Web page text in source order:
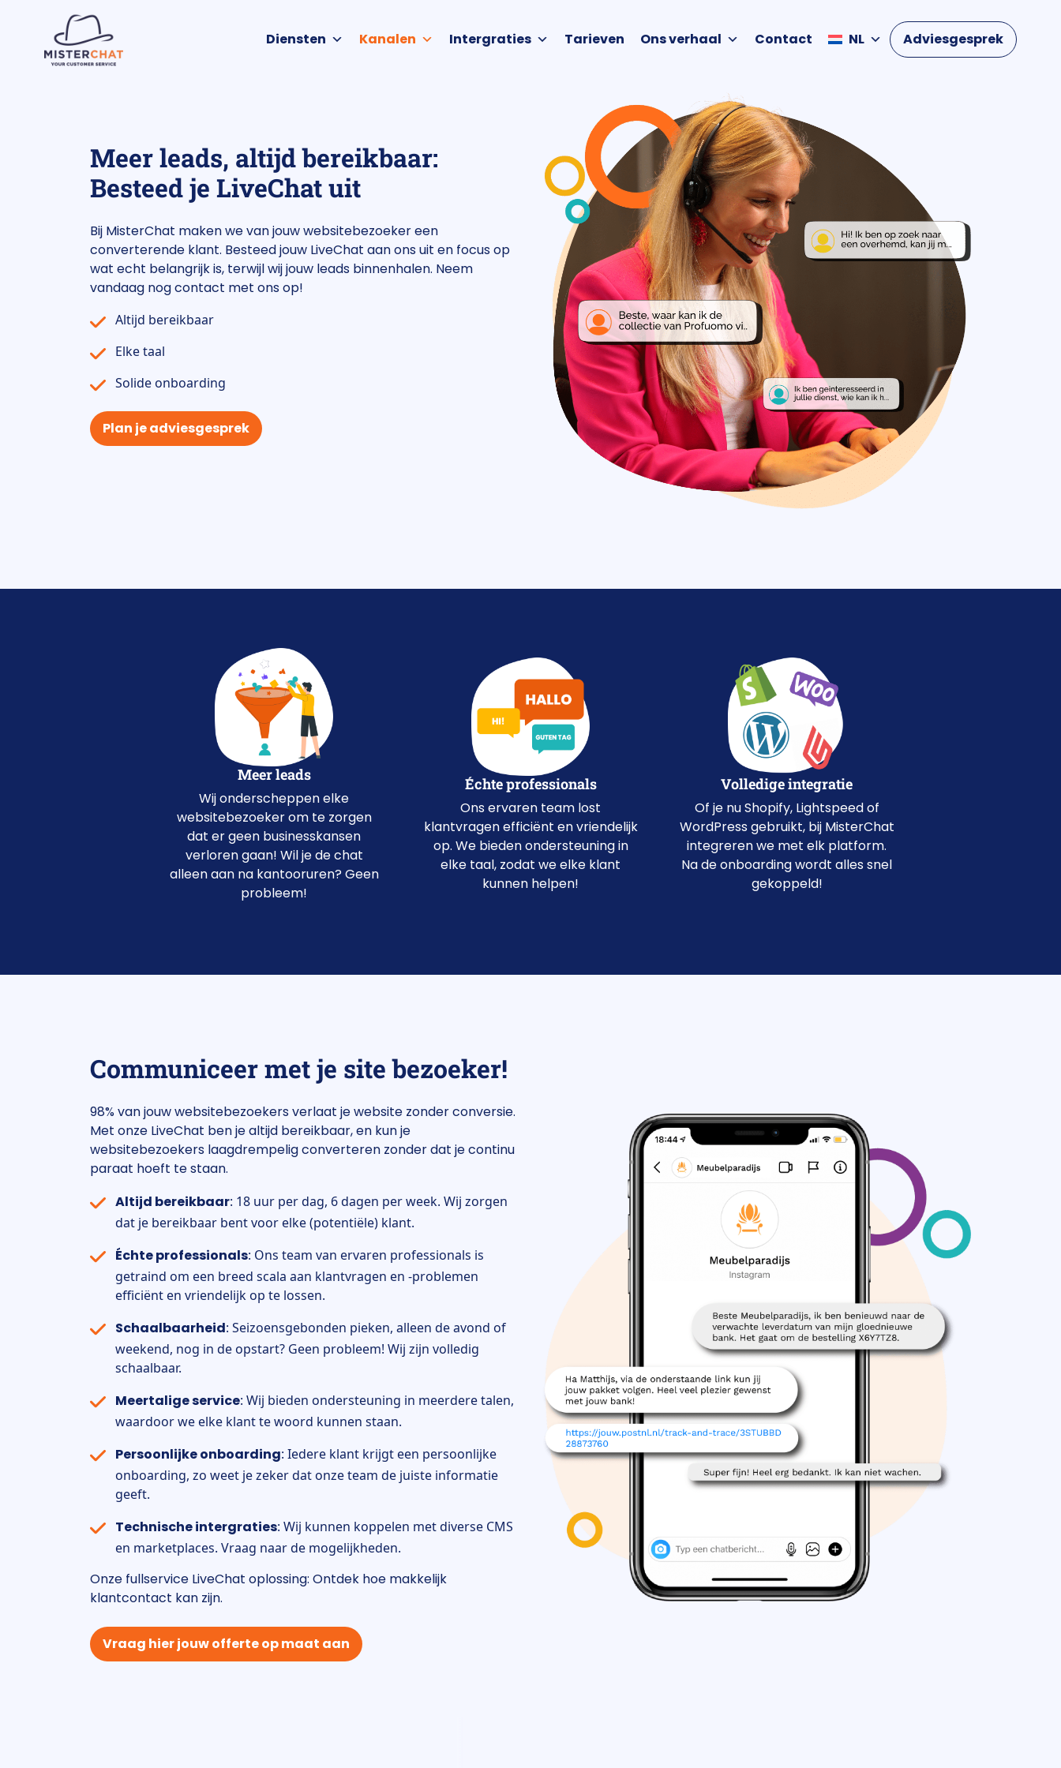
Diensten Kanalen Intergraties Tarieven Ons verhaal Contact NL Adviesgesprek
Meer leads, altijd bereikbaar:
Besteed je LiveChat uit
Bij MisterChat maken we van jouw websitebezoeker een
converterende klant. Besteed jouw LiveChat aan ons uit en focus op
wat echt belangrijk is, terwijl wij jouw leads binnenhalen. Neem
vandaag nog contact met ons op!
Altijd bereikbaar
Elke taal
Solide onboarding
Plan je adviesgesprek
Meer leads
Wij onderscheppen elke
websitebezoeker om te zorgen
dat er geen businesskansen
verloren gaan! Wil je de chat
alleen aan na kantooruren? Geen
probleem!
Échte professionals
Ons ervaren team lost
klantvragen efficiënt en vriendelijk
op. We bieden ondersteuning in
elke taal, zodat we elke klant
kunnen helpen!
Volledige integratie
Of je nu Shopify, Lightspeed of
WordPress gebruikt, bij MisterChat
integreren we met elk platform.
Na de onboarding wordt alles snel
gekoppeld!
Communiceer met je site bezoeker!
98% van jouw websitebezoekers verlaat je website zonder conversie.
Met onze LiveChat ben je altijd bereikbaar, en kun je
websitebezoekers laagdrempelig converteren zonder dat je continu
paraat hoeft te staan.
Altijd bereikbaar: 18 uur per dag, 6 dagen per week. Wij zorgen
dat je bereikbaar bent voor elke (potentiële) klant.
Échte professionals: Ons team van ervaren professionals is
getraind om een breed scala aan klantvragen en -problemen
efficiënt en vriendelijk op te lossen.
Schaalbaarheid: Seizoensgebonden pieken, alleen de avond of
weekend, nog in de opstart? Geen probleem! Wij zijn volledig
schaalbaar.
Meertalige service: Wij bieden ondersteuning in meerdere talen,
waardoor we elke klant te woord kunnen staan.
Persoonlijke onboarding: Iedere klant krijgt een persoonlijke
onboarding, zo weet je zeker dat onze team de juiste informatie
geeft.
Technische intergraties: Wij kunnen koppelen met diverse CMS
en marketplaces. Vraag naar de mogelijkheden.
Onze fullservice LiveChat oplossing: Ontdek hoe makkelijk
klantcontact kan zijn.
Vraag hier jouw offerte op maat aan